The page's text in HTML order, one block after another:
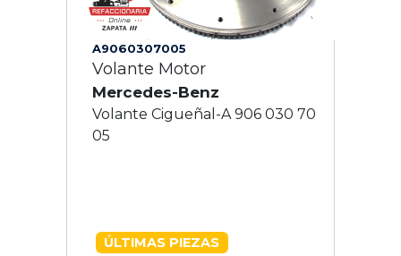
A9060307005
Volante Motor
Mercedes-Benz
Volante Cigueñal-A 906 030 70
05
ÚLTIMAS PIEZAS